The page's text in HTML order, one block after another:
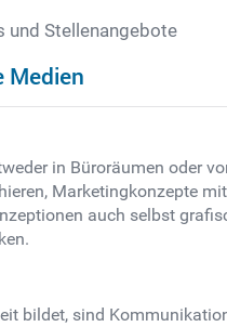
und Stellenangebote
Medien
in Büroräumen oder
Marketingkonzepte
auch selbst
bildet, sind